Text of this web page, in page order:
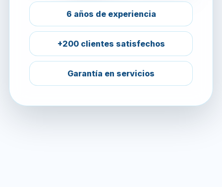
6 años de experiencia
+200 clientes satisfechos
Garantía en servicios